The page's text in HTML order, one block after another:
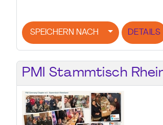
SPEICHERN NACH DETAILS
PMI Stammtisch